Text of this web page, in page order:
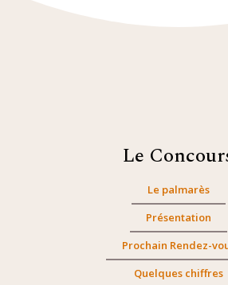
Le
Le palmarès
Présentation
Prochain Rendez-
Quelques chiffres